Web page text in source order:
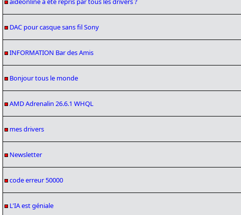
DAC pour casque sans fil Sony
INFORMATION Bar des Amis
Bonjour tous le monde
AMD Adrenalin 26.6.1 WHQL
mes drivers
Newsletter
code erreur 50000
L'IA est géniale